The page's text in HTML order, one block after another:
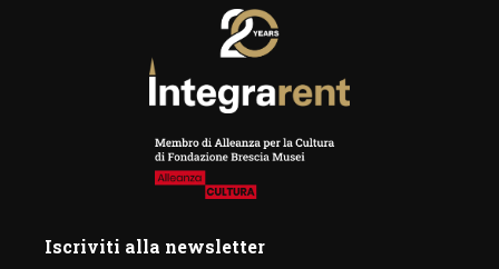
Iscriviti alla newsletter